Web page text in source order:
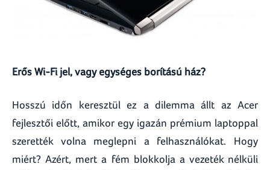
Erős Wi-Fi jel, vagy egységes borítású ház?
Hosszú időn keresztül ez a dilemma állt az Acer
fejlesztői előtt, amikor egy igazán prémium laptoppal
szerették volna meglepni a felhasználókat. Hogy
miért? Azért, mert a fém blokkolja a vezeték nélküli